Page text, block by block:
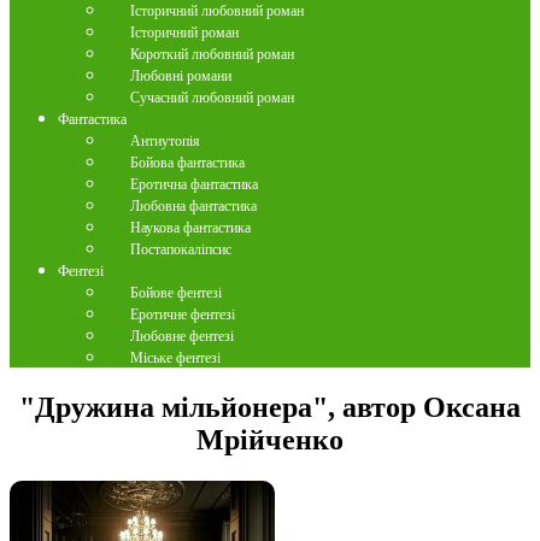
Історичний любовний роман
Історичний роман
Короткий любовний роман
Любовні романи
Сучасний любовний роман
Фантастика
Антиутопія
Бойова фантастика
Еротична фантастика
Любовна фантастика
Наукова фантастика
Постапокаліпсис
Фентезі
Бойове фентезі
Еротичне фентезі
Любовне фентезі
Міське фентезі
"Дружина мільйонера", автор Оксана
Мрійченко